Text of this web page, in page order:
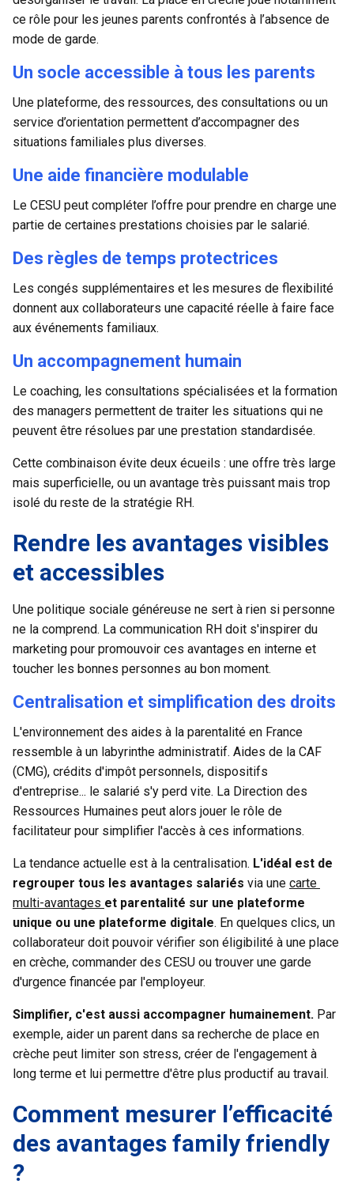
ce rôle pour les jeunes parents confrontés à l’absence de
mode de garde.
Un socle accessible à tous les parents
Une plateforme, des ressources, des consultations ou un
service d’orientation permettent d’accompagner des
situations familiales plus diverses.
Une aide financière modulable
Le CESU peut compléter l’offre pour prendre en charge une
partie de certaines prestations choisies par le salarié.
Des règles de temps protectrices
Les congés supplémentaires et les mesures de flexibilité
donnent aux collaborateurs une capacité réelle à faire face
aux événements familiaux.
Un accompagnement humain
Le coaching, les consultations spécialisées et la formation
des managers permettent de traiter les situations qui ne
peuvent être résolues par une prestation standardisée.
Cette combinaison évite deux écueils : une offre très large
mais superficielle, ou un avantage très puissant mais trop
isolé du reste de la stratégie RH.
Rendre les avantages visibles
et accessibles
Une politique sociale généreuse ne sert à rien si personne
ne la comprend. La communication RH doit s'inspirer du
marketing pour promouvoir ces avantages en interne et
toucher les bonnes personnes au bon moment.
Centralisation et simplification des droits
L'environnement des aides à la parentalité en France
ressemble à un labyrinthe administratif. Aides de la CAF
(CMG), crédits d'impôt personnels, dispositifs
d'entreprise... le salarié s'y perd vite. La Direction des
Ressources Humaines peut alors jouer le rôle de
facilitateur pour simplifier l'accès à ces informations.
La tendance actuelle est à la centralisation. L'idéal est de
regrouper tous les avantages salariés via une carte
multi-avantages et parentalité sur une plateforme
unique ou une plateforme digitale. En quelques clics, un
collaborateur doit pouvoir vérifier son éligibilité à une place
en crèche, commander des CESU ou trouver une garde
d'urgence financée par l'employeur.
Simplifier, c'est aussi accompagner humainement. Par
exemple, aider un parent dans sa recherche de place en
crèche peut limiter son stress, créer de l'engagement à
long terme et lui permettre d'être plus productif au travail.
Comment mesurer l’efficacité
des avantages family friendly
?